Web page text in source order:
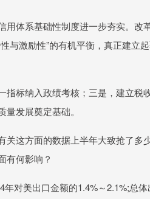
体系基础性制度进一步夯实。改
激励性”的有机平衡，真正建立起
标纳入政绩考核；三是，建立税
发展奠定基础。
这方面的数据上半年大致抢了多
有何影响？
对美出口金额的1.4%～2.1%;总体